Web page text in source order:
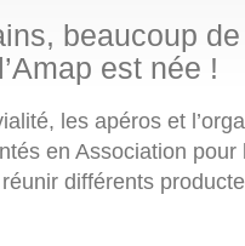
beaucoup
est née !
les apéros et
en Association pour
différents